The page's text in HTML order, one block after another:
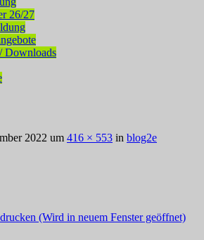
26/27
Downloads
2022 um 416 × 553 in blog2e
(Wird in neuem Fenster geöffnet)